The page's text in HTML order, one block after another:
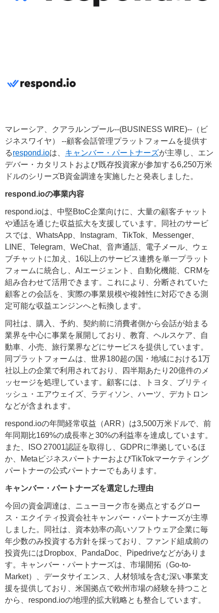
マレーシア、クアラルンプール--(BUSINESS WIRE)--（ビ
ジネスワイヤ） --顧客会話管理プラットフォームを提供す
るrespond.ioは、 キャンバー・パートナーズが主導し、エン
デバー・カタリストおよび既存投資家が参加する6,250万米
ドルのシリーズB資金調達を実施したと発表しました。
respond.ioの事業内容
respond.ioは、中堅BtoC企業向けに、大量の顧客チャット
や通話を通じた収益拡大を支援しています。同社のサービ
スでは、WhatsApp、Instagram、TikTok、Messenger、
LINE、Telegram、WeChat、音声通話、電子メール、ウェ
ブチャットに加え、16以上のサービス連携を単一プラット
フォームに統合し、AIエージェント、自動化機能、CRMを
組み合わせて活用できます。これにより、分断されていた
顧客との会話を、実際の事業規模や複雑性に対応できる測
定可能な収益エンジンへと転換します。
同社は、購入、予約、契約前に消費者側から会話が始まる
業界を中心に事業を展開しており、教育、ヘルスケア、自
動車、小売、旅行業界などにサービスを提供しています。
同プラットフォームは、世界180超の国・地域における1万
社以上の企業で利用されており、四半期あたり20億件のメ
ッセージを処理しています。顧客には、トヨタ、ブリティ
ッシュ・エアウェイズ、ラディソン、ハーツ、デカトロン
などが含まれます。
respond.ioの年間経常収益（ARR）は3,500万米ドルで、前
年同期比169%の成長率と30%の利益率を達成しています。
また、ISO 27001認証を取得し、GDPRに準拠しているほ
か、MetaビジネスパートナーおよびTikTokマーケティング
パートナーの公式パートナーでもあります。
キャンバー・パートナーズを選定した理由
今回の資金調達は、ニューヨーク市を拠点とするグロー
ス・エクイティ投資会社キャンバー・パートナーズが主導
しました。同社は、資本効率の高いソフトウェア企業に毎
年少数のみ投資する方針を採っており、ファンド組成前の
投資先にはDropbox、PandaDoc、Pipedriveなどがありま
す。キャンバー・パートナーズは、市場開拓（Go-to-
Market）、データサイエンス、人材領域を含む深い事業支
援を提供しており、米国拠点で欧州市場の経験を持つこと
から、respond.ioの地理的拡大戦略とも整合しています。